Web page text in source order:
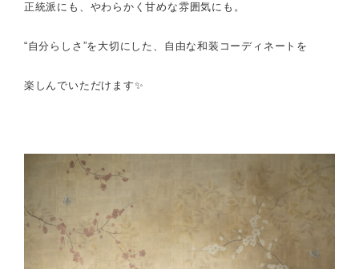
正統派にも、 やわらかく甘めな雰囲気にも。
“自分らしさ”を大切にした、 自由な和装コーディネートを
楽しんでいただけます✨